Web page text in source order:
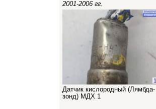
2001-2006 гг.
1
Датчик кислородный (Лямбда-
зонд) МДХ 1